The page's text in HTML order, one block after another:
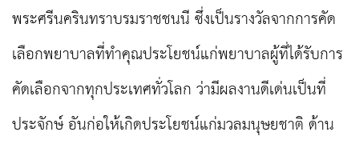
พระศรีนครินทราบรมราชชนนี ซึ่งเป็นรางวัลจากการคัด
เลือกพยาบาลที่ทำคุณประโยชน์แก่พยาบาลผู้ที่ได้รับการ
คัดเลือกจากทุกประเทศทั่วโลก ว่ามีผลงานดีเด่นเป็นที่
ประจักษ์ อันก่อให้เกิดประโยชน์แก่มวลมนุษยชาติ ด้าน